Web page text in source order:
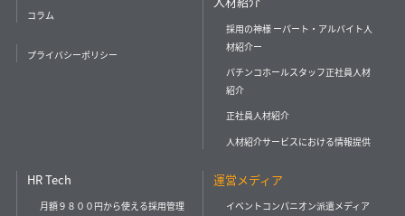
コラム
プライバシーポリシー
採用の神様 ーパート・アルバイト人
材紹介ー
パチンコホールスタッフ正社員人材
紹介
正社員人材紹介
人材紹介サービスにおける情報提供
HR Tech
月額９８００円から使える採用管理
運営メディア
イベントコンパニオン派遣メディア